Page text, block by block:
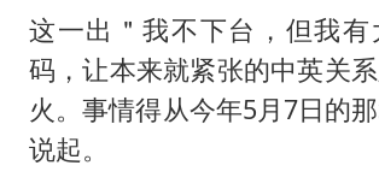
这一出＂我不下台，但我有
码，让本来就紧张的中英关
火。事情得从今年5月7日的
说起。